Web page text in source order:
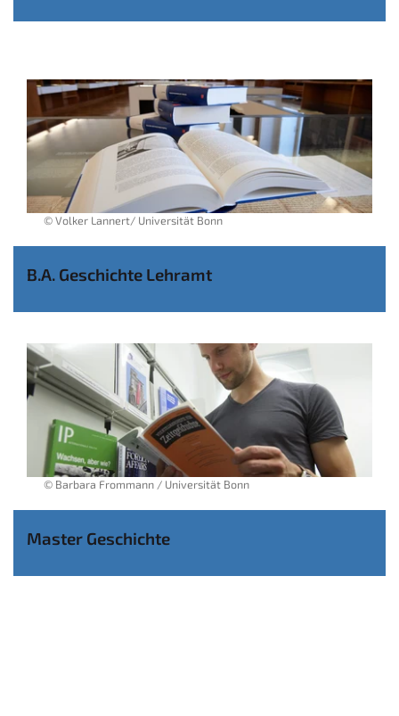
© Volker Lannert/ Universität Bonn
B.A. Geschichte Lehramt
© Barbara Frommann / Universität Bonn
Master Geschichte